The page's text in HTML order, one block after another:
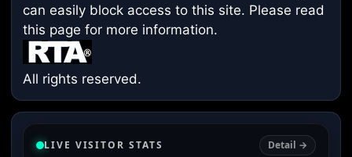
can easily block access to this site. Please read
this page for more information.
All rights reserved.
LIVE VISITOR STATS Detail →